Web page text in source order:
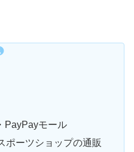
PayPayモール
ポーツショップの通販